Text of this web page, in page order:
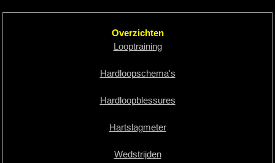
Overzichten
Looptraining
Hardloopschema's
Hardloopblessures
Hartslagmeter
Wedstrijden